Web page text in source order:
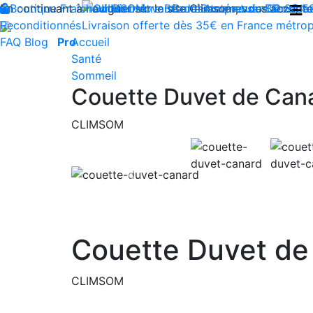
En continuant à naviguer sur le site Climsom, vous
Produits innovants de Santé et de Bien-
Livraison offerte dès 35€ en France
Contactez-nous : 02 85
Boutique Fraîcheur Bien-être Beauté Acupression Dos
Reconditionnés
FAQ Blog ProAccueil
Santé
Sommeil
Couette Duvet de
CLIMSOM
Previous
Couette Duvet
CLIMSOM